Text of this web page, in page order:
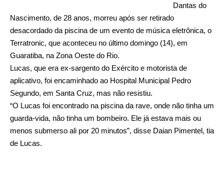
Dantas do
Nascimento, de 28 anos, morreu após ser retirado
desacordado da piscina de um evento de música eletrônica, o
Terratronic, que aconteceu no último domingo (14), em
Guaratiba, na Zona Oeste do Rio.
Lucas, que era ex-sargento do Exército e motorista de
aplicativo, foi encaminhado ao Hospital Municipal Pedro
Segundo, em Santa Cruz, mas não resistiu.
“O Lucas foi encontrado na piscina da rave, onde não tinha um
guarda-vida, não tinha um bombeiro. Ele já estava mais ou
menos submerso ali por 20 minutos”, disse Daian Pimentel, tia
de Lucas.